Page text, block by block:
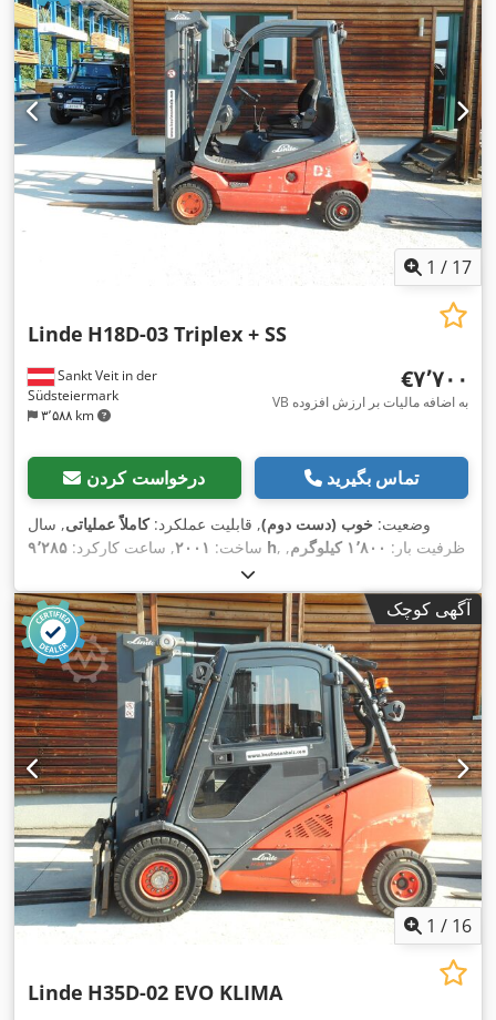
1 / 17
Sankt Veit in der
Südsteiermark
۳٬۵۸۸ km
Linde H18D-03 Triplex + SS
‎€۷٬۷۰۰
VB به اضافه مالیات بر ارزش افزوده
درخواست کردن تماس بگیرید
وضعیت: خوب (دست دوم), قابلیت عملکرد:کاملاً عملیاتی, سال
ساخت: ۲۰۰۱, ساعت کارکرد: ۹٬۲۸۵ h , ظرفیت بار: ۱٬۸۰۰ کیلوگرم
,
تریپلکس, قدرت:۲۷ کیلووات (۳۶٫۷۱ اسب بخار) , ارتفاع کل:۲٬۱۲۰
میلی‌متر, تجهیزات:جابجایی جانبی, روشنایی , آگهی کوچک
1 / 16
Linde H35D-02 EVO KLIMA